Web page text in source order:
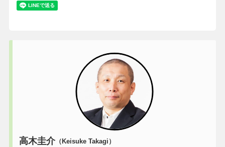
高木圭介（Keisuke Takagi）